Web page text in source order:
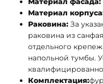
Материал
Раковина: За
раковина из
отдельного
напольной тумбы.
Комплектация: